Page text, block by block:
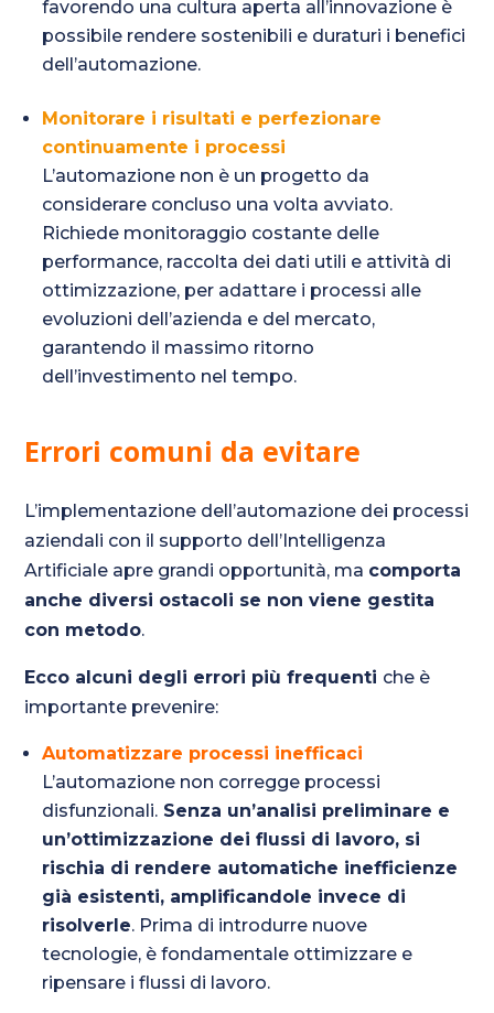
favorendo una cultura aperta all’innovazione è
possibile rendere sostenibili e duraturi i benefici
dell’automazione.
Monitorare i risultati e perfezionare
continuamente i processi
L’automazione non è un progetto da
considerare concluso una volta avviato.
Richiede monitoraggio costante delle
performance, raccolta dei dati utili e attività di
ottimizzazione, per adattare i processi alle
evoluzioni dell’azienda e del mercato,
garantendo il massimo ritorno
dell’investimento nel tempo.
Errori comuni da evitare
L’implementazione dell’automazione dei processi
aziendali con il supporto dell’Intelligenza
Artificiale apre grandi opportunità, ma comporta
anche diversi ostacoli se non viene gestita
con metodo.
Ecco alcuni degli errori più frequenti che è
importante prevenire:
Automatizzare processi inefficaci
L’automazione non corregge processi
disfunzionali. Senza un’analisi preliminare e
un’ottimizzazione dei flussi di lavoro, si
rischia di rendere automatiche inefficienze
già esistenti, amplificandole invece di
risolverle. Prima di introdurre nuove
tecnologie, è fondamentale ottimizzare e
ripensare i flussi di lavoro.